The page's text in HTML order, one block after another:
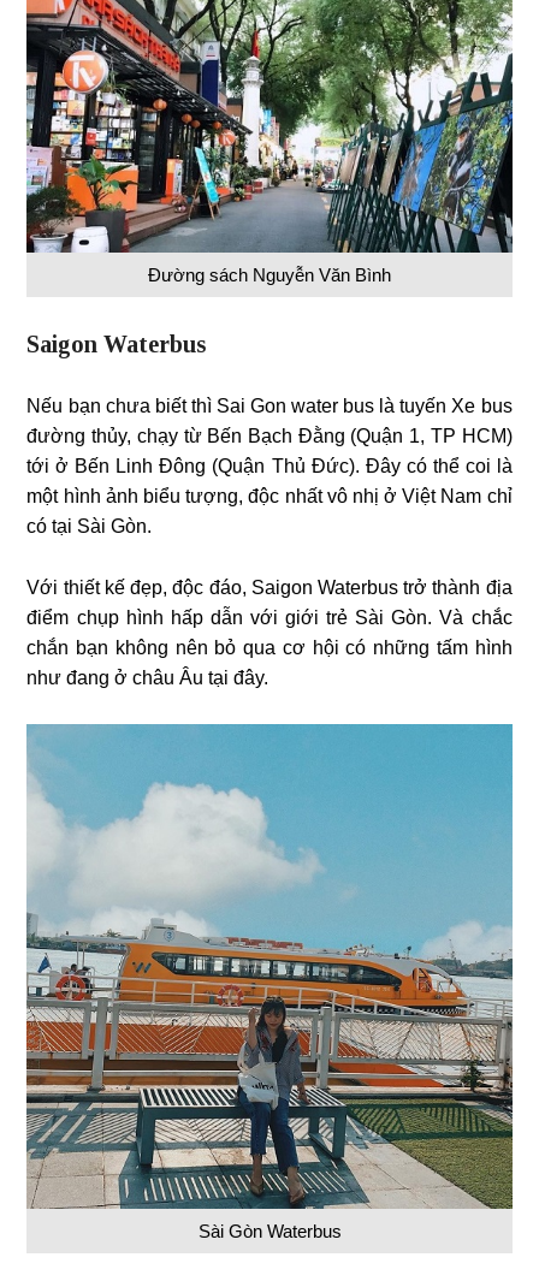
Đường sách Nguyễn Văn Bình
Saigon Waterbus
Nếu bạn chưa biết thì Sai Gon water bus là tuyến Xe bus
đường thủy, chạy từ Bến Bạch Đằng (Quận 1, TP HCM)
tới ở Bến Linh Đông (Quận Thủ Đức). Đây có thể coi là
một hình ảnh biểu tượng, độc nhất vô nhị ở Việt Nam chỉ
có tại Sài Gòn.
Với thiết kế đẹp, độc đáo, Saigon Waterbus trở thành địa
điểm chụp hình hấp dẫn với giới trẻ Sài Gòn. Và chắc
chắn bạn không nên bỏ qua cơ hội có những tấm hình
như đang ở châu Âu tại đây.
Sài Gòn Waterbus